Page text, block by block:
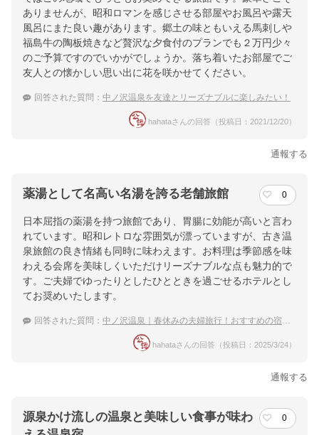
提供：楽天トラベル
楽天トラベルで
ホテル詳細を詳しく見る
ありませんが、昭和ロマンを感じさせる部屋やお風呂や露天
風呂にまた良い趣があります。郷土の味ともいえる馬刺しや
福島牛の陶板焼きなど贅沢な夕食付のプランでも２万円少々
のご予算ですのでいかがでしょうか。落ち着いたお部屋でご
友人との懐かしい思い出に花を咲かせてください。
回答された質問： 中ノ沢温泉を友達とリーズナブルに楽しみたい！
hahataさんの回答（投稿日：2021/12/20）
通報する
薬湯として名高い名湯を誇る老舗旅館 0
日本屈指の薬湯を持つ旅館であり、胃腸に効能が高いと言わ
れています。昭和レトロな雰囲気が漂っていますが、古き温
泉旅館の良き情緒も同時に味わえます。お料理は季節感を味
わえる会席を美味しくいただけリーズナブルな点も魅力的で
す。ご夫婦でゆったりとしたひとときを過ごせるホテルとし
てお奨めいたします。
回答された質問： 中ノ沢温泉｜春休みの夫婦旅行！おすすめの宿は？
hahataさんの回答（投稿日：2025/3/24）
通報する
源泉かけ流しの温泉と美味しい食事が味わ
0